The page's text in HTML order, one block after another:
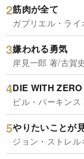
筋肉が全て
ガブリエル・ラ
嫌われる勇気
岸見一郎 著/古賀
DIE WITH
ビル・パーキンス
やりたいことが
ジョン・ストレ